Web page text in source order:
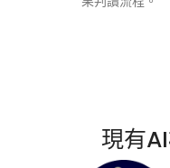
現有